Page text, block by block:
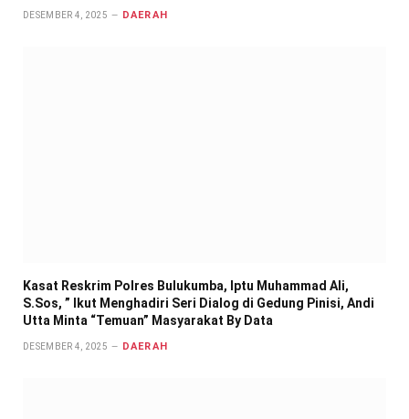
DESEMBER 4, 2025 DAERAH
Kasat Reskrim Polres Bulukumba, Iptu Muhammad Ali,
S.Sos, ” Ikut Menghadiri Seri Dialog di Gedung Pinisi, Andi
Utta Minta “Temuan” Masyarakat By Data
DESEMBER 4, 2025 DAERAH